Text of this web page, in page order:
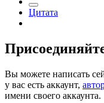
Цитата
Вы можете написать
у вас есть аккаунт,
имени своего аккаунта.